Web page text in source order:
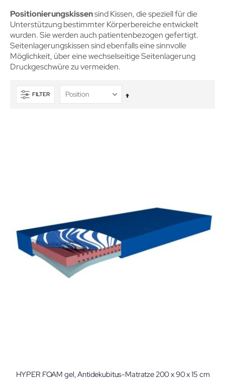
Positionierungskissensind Kissen, die speziell für die
Unterstützung bestimmter Körperbereiche entwickelt
wurden. Sie werden auch patientenbezogen gefertigt.
Seitenlagerungskissen sind ebenfalls eine sinnvolle
Möglichkeit, über eine wechselseitige Seitenlagerung
Druckgeschwüre zu vermeiden.
FILTER
In
HYPER FOAM gel, Antidekubitus-Matratze 200 x 90 x 15 cm